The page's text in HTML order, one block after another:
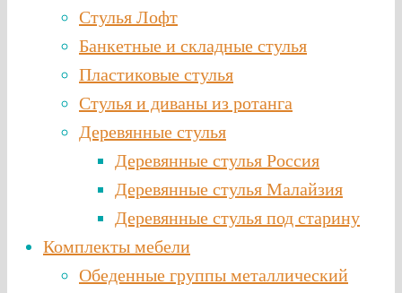
Стулья Лофт
Банкетные и складные стулья
Пластиковые стулья
Стулья и диваны из ротанга
Деревянные стулья
Деревянные стулья Россия
Деревянные стулья Малайзия
Деревянные стулья под старину
Комплекты мебели
Обеденные группы металлический